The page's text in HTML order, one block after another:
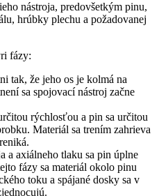
nástroja, predovšetkým pinu,
hrúbky plechu a požadovanej
fázy:
tak, že jeho os je kolmá na
sa spojovací nástroj začne
rýchlosťou a pin sa určitou
Materiál sa trením zahrieva
a axiálneho tlaku sa pin úplne
fázy sa materiál okolo pinu
toku a spájané dosky sa v